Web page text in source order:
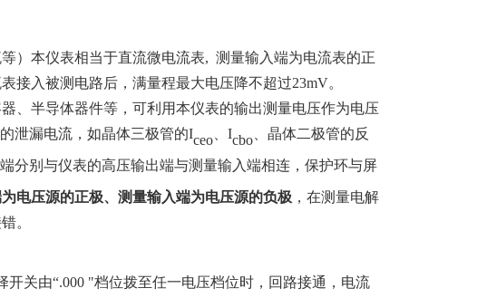
）本仪表相当于直流微电流表, 测量输入端为电流表的正
接入被测电路后，满量程最大电压降不超过23mV。
、半导体器件等，可利用本仪表的输出测量电压作为电压
泄漏电流，如晶体三极管的Iceo Icbo 、晶体二极管的反
分别与仪表的高压输出端与测量输入端相连，保护环与屏
电压源的正极、测量输入端为电压源的负极 ，在测量电解
。
开关由“.000 "档位拨至任一电压档位时，回路接通，电流